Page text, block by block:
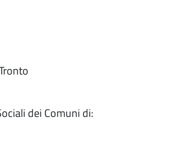
dei Comuni di: